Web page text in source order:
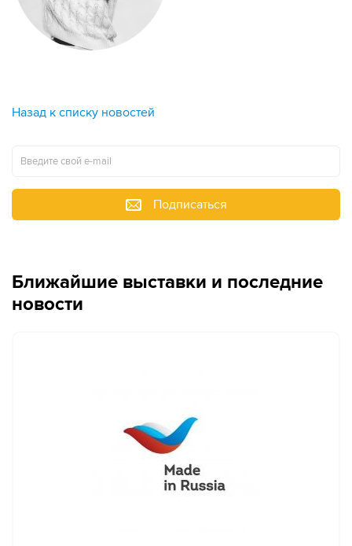
Назад к списку новостей
Подписаться
Ближайшие выставки и последние
новости